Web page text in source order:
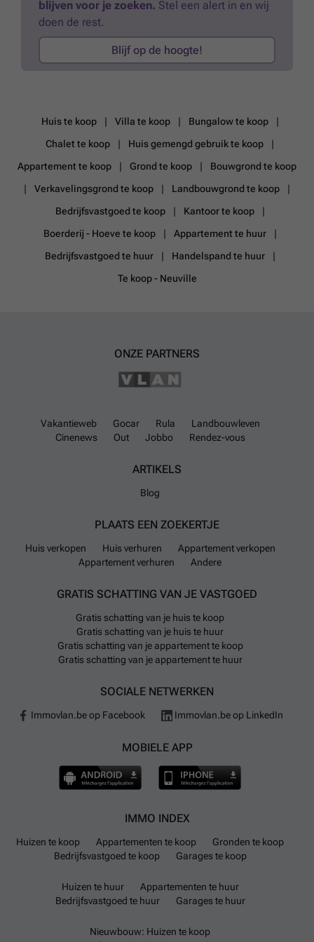
blijven voor je zoeken. Stel een alert in en wij
doen de rest.
Blijf op de hoogte!
Huis te koop Villa te koop
Bungalow te koop
Chalet te koop
Huis gemengd gebruik te koop
Appartement te koop
Grond te koop
Bouwgrond te koop
Verkavelingsgrond te koop
Landbouwgrond te koop
Bedrijfsvastgoed te koop
Kantoor te koop
Boerderij - Hoeve te koop
Appartement te huur
Bedrijfsvastgoed te huur
Handelspand te huur
Te koop - Neuville
ONZE PARTNERS
Vakantieweb Gocar Rula
Landbouwleven
Cinenews
Out Jobbo Rendez-vous
ARTIKELS
Blog
PLAATS EEN ZOEKERTJE
Huis verkopen Huis verhuren
Appartement verkopen
Appartement verhuren
Andere
GRATIS SCHATTING VAN JE VASTGOED
Gratis schatting van je huis te koop
Gratis schatting van je huis te huur
Gratis schatting van je appartement te koop
Gratis schatting van je appartement te huur
SOCIALE NETWERKEN
Immovlan.be op Facebook Immovlan.be op LinkedIn
MOBIELE APP
IMMO INDEX
Huizen te koop Appartementen te koop
Gronden te koop
Bedrijfsvastgoed te koop
Garages te koop
Huizen te huur
Appartementen te huur
Bedrijfsvastgoed te huur
Garages te huur
Nieuwbouw: Huizen te koop